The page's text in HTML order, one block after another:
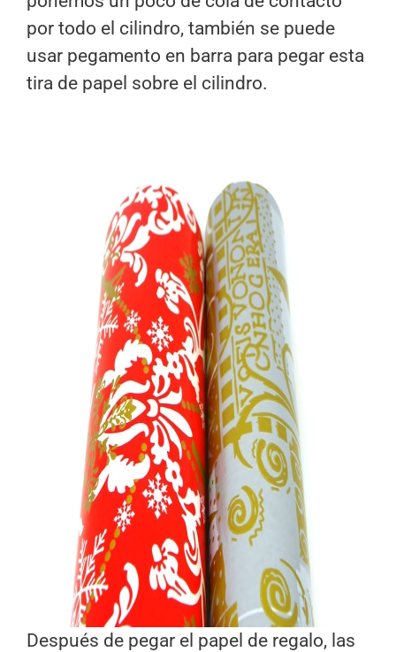
por todo el cilindro, también se puede
usar pegamento en barra para pegar esta
tira de papel sobre el cilindro.
Después de pegar el papel de regalo, las